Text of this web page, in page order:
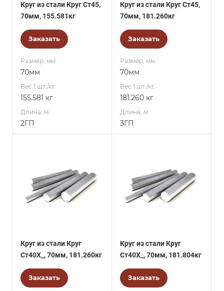
Круг из стали Круг Ст45,
70мм, 155.581кг
Заказать
Размер, мм
70мм
Вес 1 шт./кг.
155.581 кг
Длина, м
2ГП
Круг из стали Круг Ст45,
70мм, 181.260кг
Заказать
Размер, мм
70мм
Вес 1 шт./кг.
181.260 кг
Длина, м
3ГП
Круг из стали Круг
Ст40Х_, 70мм, 181.260кг
Заказать
Круг из стали Круг
Ст40Х_, 70мм, 181.804кг
Заказать